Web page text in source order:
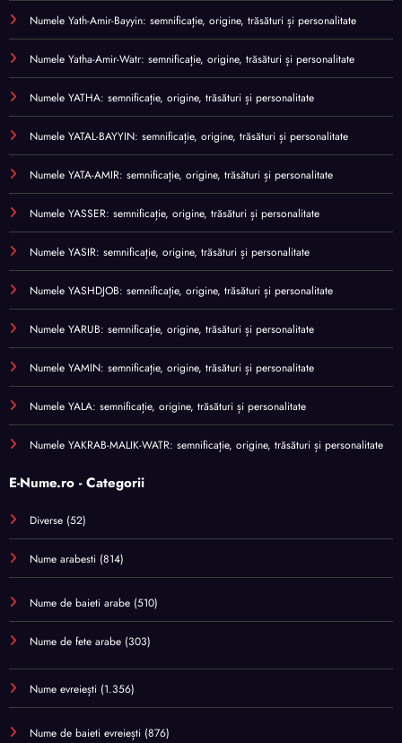
Numele Yath-Amir-Bayyin: semnificație, origine, trăsături și personalitate
Numele Yatha-Amir-Watr: semnificație, origine, trăsături și personalitate
Numele YATHA: semnificație, origine, trăsături și personalitate
Numele YATAL-BAYYIN: semnificație, origine, trăsături și personalitate
Numele YATA-AMIR: semnificație, origine, trăsături și personalitate
Numele YASSER: semnificație, origine, trăsături și personalitate
Numele YASIR: semnificație, origine, trăsături și personalitate
Numele YASHDJOB: semnificație, origine, trăsături și personalitate
Numele YARUB: semnificație, origine, trăsături și personalitate
Numele YAMIN: semnificație, origine, trăsături și personalitate
Numele YALA: semnificație, origine, trăsături și personalitate
Numele YAKRAB-MALIK-WATR: semnificație, origine, trăsături și personalitate
E-Nume.ro - Categorii
Diverse (52)
Nume arabesti (814)
Nume de baieti arabe (510)
Nume de fete arabe (303)
Nume evreiești (1.356)
Nume de baieti evreiești (876)